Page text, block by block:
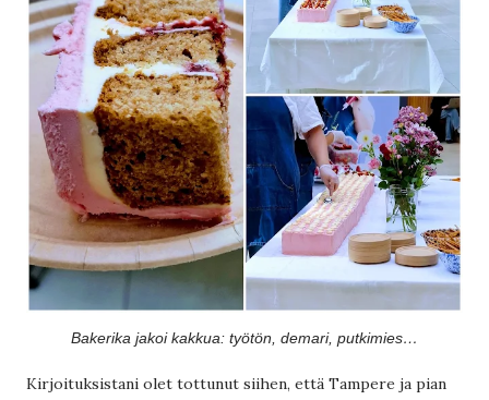
Bakerika jakoi kakkua: työtön, demari, putkimies…
Kirjoituksistani olet tottunut siihen, että Tampere ja pian